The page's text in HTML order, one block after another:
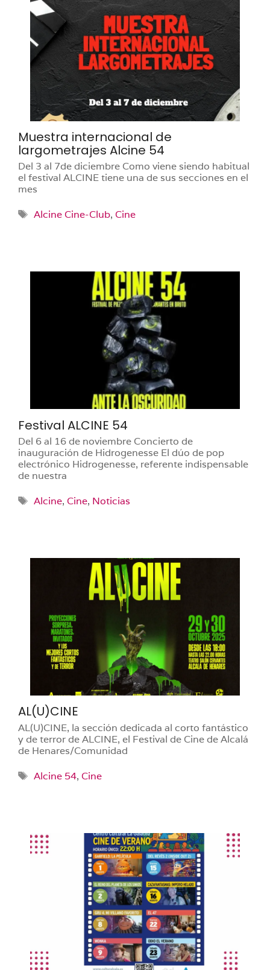
Muestra internacional de
largometrajes Alcine 54
Del 3 al 7de diciembre Como viene siendo habitual
el festival ALCINE tiene una de sus secciones en el
mes
Etiquetas
Alcine Cine-Club, Cine
Festival ALCINE 54
Del 6 al 16 de noviembre Concierto de
inauguración de Hidrogenesse El dúo de pop
electrónico Hidrogenesse, referente indispensable
de nuestra
Etiquetas
Alcine, Cine, Noticias
AL(U)CINE
AL(U)CINE, la sección dedicada al corto fantástico
y de terror de ALCINE, el Festival de Cine de Alcalá
de Henares/Comunidad
Etiquetas
Alcine 54, Cine